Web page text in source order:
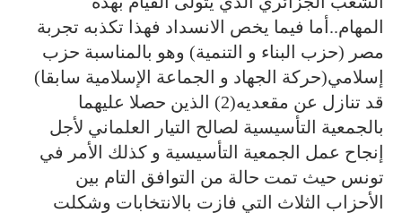
المهام..أما فيما يخص الانسداد فهذا تكذبه تجربة
مصر (حزب البناء و التنمية) وهو بالمناسبة حزب
إسلامي(حركة الجهاد و الجماعة الإسلامية سابقا)
قد تنازل عن مقعديه(2) الذين حصلا عليهما
بالجمعية التأسيسية لصالح التيار العلماني لأجل
إنجاح عمل الجمعية التأسيسية و كذلك الأمر في
تونس حيث تمت حالة من التوافق التام بين
الأحزاب الثلاث التي فازت بالانتخابات وشكلت